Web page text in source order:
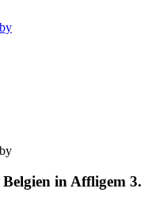
in Affligem 3.